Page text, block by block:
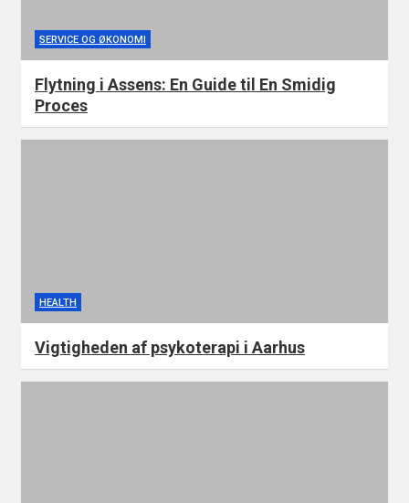
SERVICE OG ØKONOMI
Flytning i Assens: En Guide til En Smidig
Proces
HEALTH
Vigtigheden af psykoterapi i Aarhus